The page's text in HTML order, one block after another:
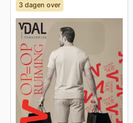
3 dagen over